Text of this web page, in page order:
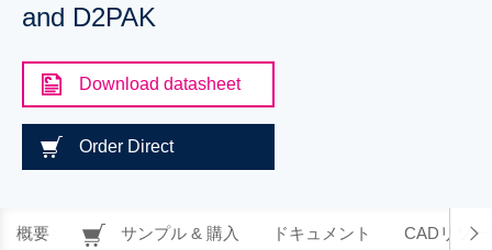
and D2PAK
Download datasheet
Order Direct
概要 サンプル & 購入 ドキュメント CADリソー